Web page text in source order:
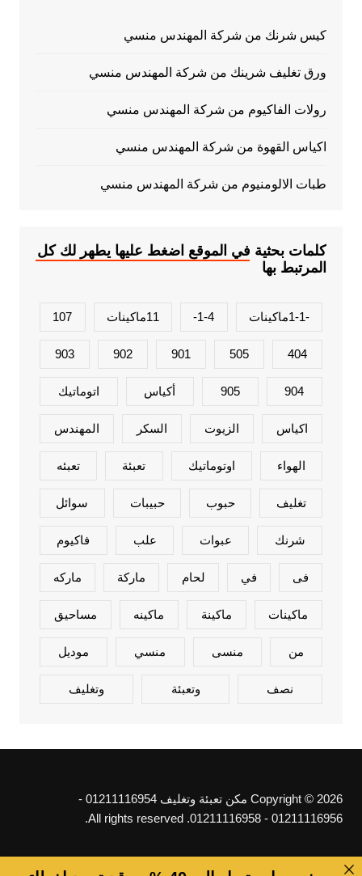
كيس شرنك من شركة المهندس منسي
ورق تغليف شرينك من شركة المهندس منسي
رولات الفاكيوم من شركة المهندس منسي
اكياس القهوة من شركة المهندس منسي
طبات الالومنيوم من شركة المهندس منسي
كلمات بحثية في الموقع اضغط عليها يطهر لك كل
المرتبط بها
-1-1ماكينات 1-4- 11ماكينات 107
404
505
901
902
903
904
905 أكياس اتوماتيك
اكياس الزيوت السكر المهندس
الهواء اوتوماتيك تعبئة تعبئه
تغليف حبوب حبيبات سوائل
شرنك عبوات علب فاكيوم
فى في لحام ماركة ماركه
ماكينات ماكينة ماكينه مساحيق
من منسى منسي موديل
نصف وتعبئة وتغليف
Copyright © 2026 مكن تعبئة وتغليف 01211116954 -
01211116956 - 01211116958. All rights reserved.